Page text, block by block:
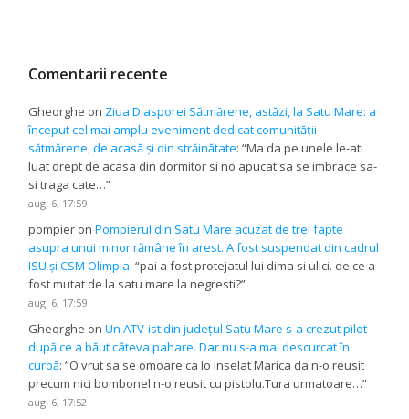
Comentarii recente
Gheorghe on Ziua Diasporei Sătmărene, astăzi, la Satu Mare: a
început cel mai amplu eveniment dedicat comunității
sătmărene, de acasă și din străinătate: “Ma da pe unele le-ati
luat drept de acasa din dormitor si no apucat sa se imbrace sa-
si traga cate…”
aug. 6, 17:59
pompier onPompierul din Satu Mare acuzat de trei fapte
asupra unui minor rămâne în arest. A fost suspendat din cadrul
ISU și CSM Olimpia: “pai a fost protejatul lui dima si ulici. de ce a
fost mutat de la satu mare la negresti?”
aug. 6, 17:59
Gheorghe onUn ATV-ist din județul Satu Mare s-a crezut pilot
după ce a băut câteva pahare. Dar nu s-a mai descurcat în
curbă: “O vrut sa se omoare ca lo inselat Marica da n-o reusit
precum nici bombonel n-o reusit cu pistolu.Tura urmatoare…”
aug. 6, 17:52